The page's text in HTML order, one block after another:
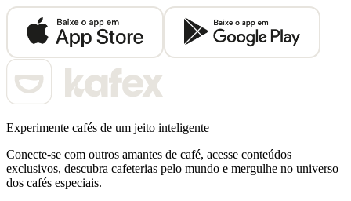
Experimente cafés de um jeito inteligente
Conecte-se com outros amantes de café, acesse conteúdos
exclusivos, descubra cafeterias pelo mundo e mergulhe no universo
dos cafés especiais.